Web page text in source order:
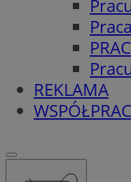
REKLAMA